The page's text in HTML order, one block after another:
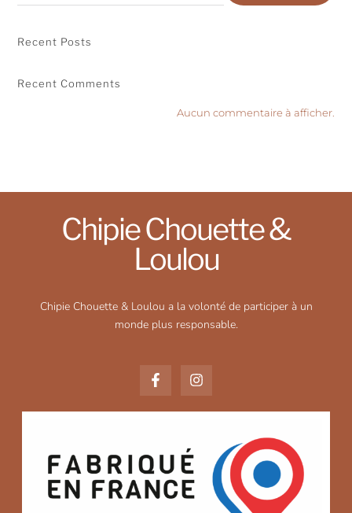
Recent Posts
Recent Comments
Aucun commentaire à afficher.
Chipie Chouette &
Loulou
Chipie Chouette & Loulou a la volonté de participer à un
monde plus responsable.